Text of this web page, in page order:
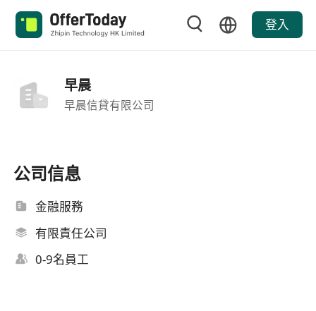
登入
早晨
早晨信貸有限公司
公司信息
金融服務
有限責任公司
0-9名員工